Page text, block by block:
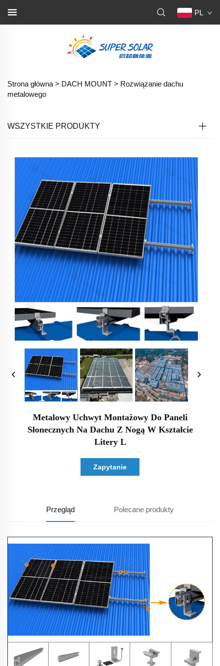
PL
Strona główna > DACH MOUNT > Rozwiązanie dachu
metalowego
WSZYSTKIE PRODUKTY
Metalowy Uchwyt Montażowy Do Paneli
Słonecznych Na Dachu Z Nogą W Kształcie
Litery L
Zapytanie
Przegląd Polecane produkty